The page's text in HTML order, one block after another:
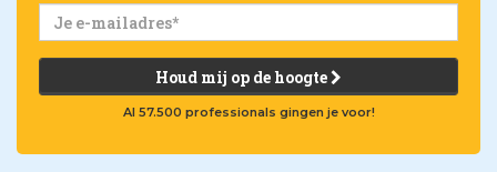
Houd mij op de hoogte
Al 57.500 professionals gingen je voor!